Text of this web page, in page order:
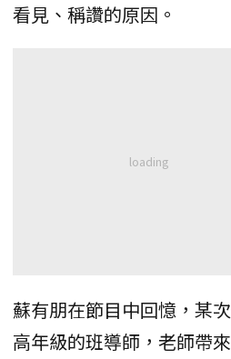
看見、稱讚的原因。
蘇有朋在節目中回憶，某
高年級的班導師，老師帶